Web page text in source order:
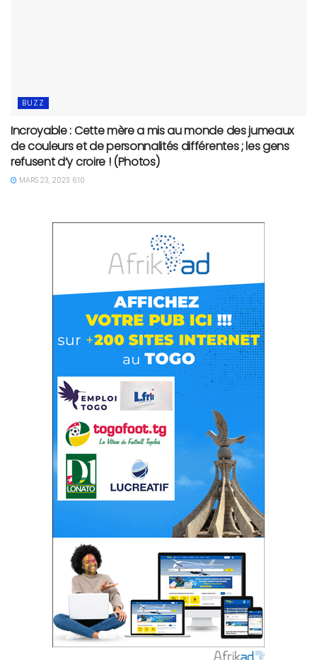
BUZZ
Incroyable : Cette mère a mis au monde des jumeaux
de couleurs et de personnalités différentes ; les gens
refusent d’y croire ! (Photos)
MARS 23, 2023 6:10